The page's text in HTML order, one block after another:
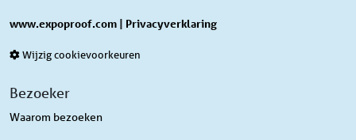
www.expoproof.com | Privacyverklaring
Wijzig cookievoorkeuren
Bezoeker
Waarom bezoeken